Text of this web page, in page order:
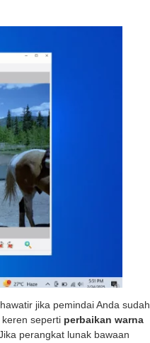
jika pemindai Anda sudah
seperti perbaikan warna
perangkat lunak bawaan